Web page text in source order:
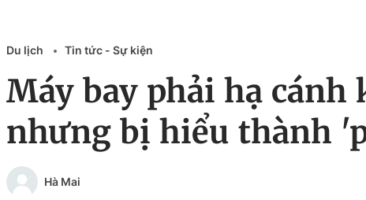
Du lịch Tin tức - Sự kiện
Máy bay phải hạ
nhưng bị hiểu thành
Hà Mai